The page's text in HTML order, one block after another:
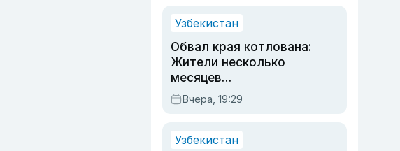
Узбекистан
Обвал края котлована:
Жители несколько
месяцев
предупреждали об
опасности, но стройка
Вчера, 19:29
Узбекистан